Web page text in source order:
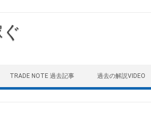
TRADE NOTE 過去記事 過去の解説VIDEO